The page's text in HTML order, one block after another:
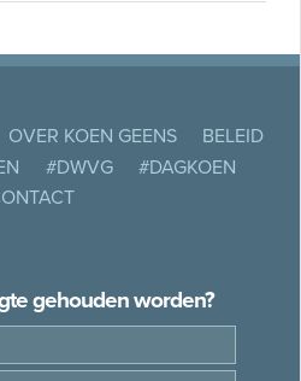
OVER KOEN GEENS
BELEID
#DWVG
#DAGKOEN
gehouden worden?